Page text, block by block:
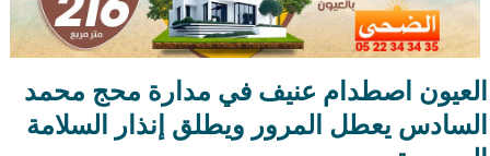
العيون اصطدام عنيف في مدارة محج محمد
السادس يعطل المرور ويطلق إنذار السلامة